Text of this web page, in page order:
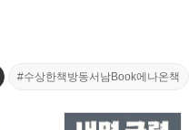
#수상한책방동서남Book에나온책